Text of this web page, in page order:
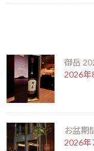
橘花ジン 朱華（
2021年9月20日
御岳
2026年
お盆期
2026年